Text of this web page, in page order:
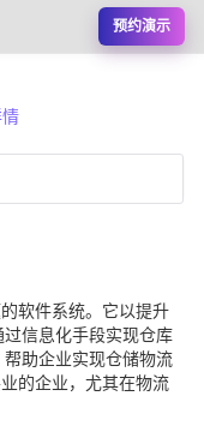
预约演示
软件系统。它以提升
信息化手段实现仓库
助企业实现仓储物流
的企业，尤其在物流